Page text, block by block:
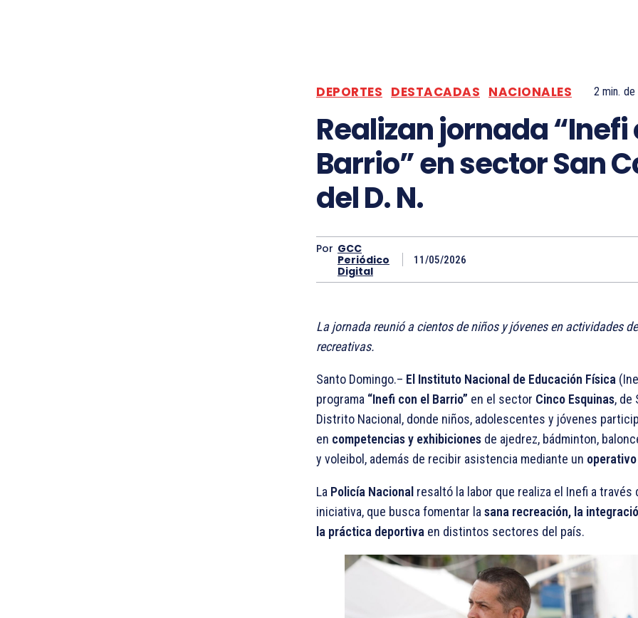
DEPORTES DESTACADAS NACIONALES 2 min. de
Realizan jornada “Inefi
Barrio” en sector San
del D. N.
Por GCC
Periódico
Digital
11/05/2026
La jornada reunió a cientos de niños y jóvenes en actividades
recreativas.
Santo Domingo.– El Instituto Nacional de Educación Física
programa “Inefi con el Barrio” en el sector Cinco Esquinas, de
Distrito Nacional, donde niños, adolescentes y jóvenes
en competencias y exhibiciones de ajedrez, bádminton,
y voleibol, además de recibir asistencia mediante un
La Policía Nacional resaltó la labor que realiza el Inefi a través
iniciativa, que busca fomentar lasana recreación, la
la práctica deportiva en distintos sectores del país.